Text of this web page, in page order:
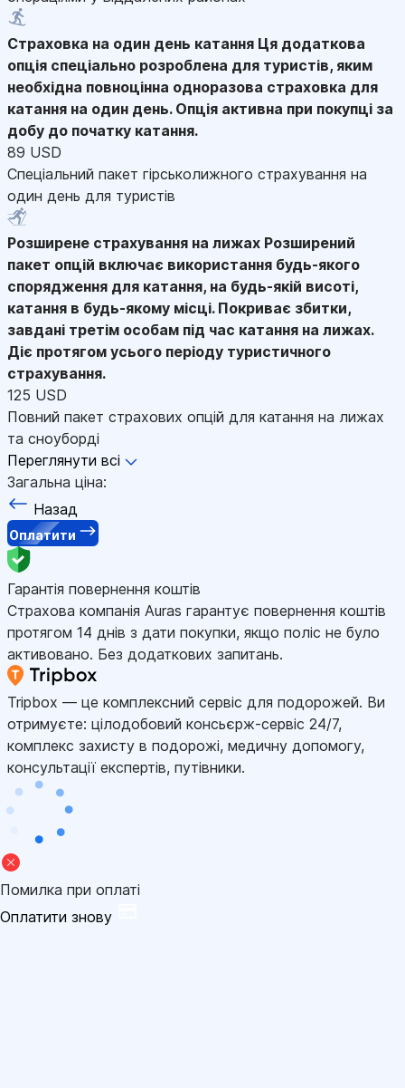
Страховка на один день катання Ця додаткова
опція спеціально розроблена для туристів, яким
необхідна повноцінна одноразова страховка для
катання на один день. Опція активна при покупці за
добу до початку катання.
89 USD
Спеціальний пакет гірськолижного страхування на
один день для туристів
Розширене страхування на лижах Розширений
пакет опцій включає використання будь-якого
спорядження для катання, на будь-якій висоті,
катання в будь-якому місці. Покриває збитки,
завдані третім особам під час катання на лижах.
Діє протягом усього періоду туристичного
страхування.
125 USD
Повний пакет страхових опцій для катання на лижах
та сноуборді
Переглянути всі
Загальна ціна:
Назад
Оплатити
Гарантія повернення коштів
Страхова компанія Auras гарантує повернення коштів
протягом 14 днів з дати покупки, якщо поліс не було
активовано. Без додаткових запитань.
Tripbox — це комплексний сервіс для подорожей. Ви
отримуєте: цілодобовий консьєрж-сервіс 24/7,
комплекс захисту в подорожі, медичну допомогу,
консультації експертів, путівники.
Помилка при оплаті
Оплатити знову